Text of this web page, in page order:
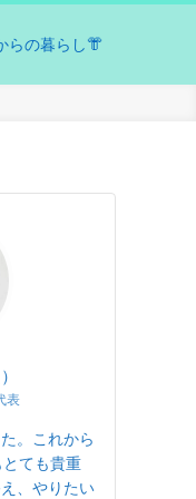
らの暮らし👘
表
。これから
ても貴重
、やりたい